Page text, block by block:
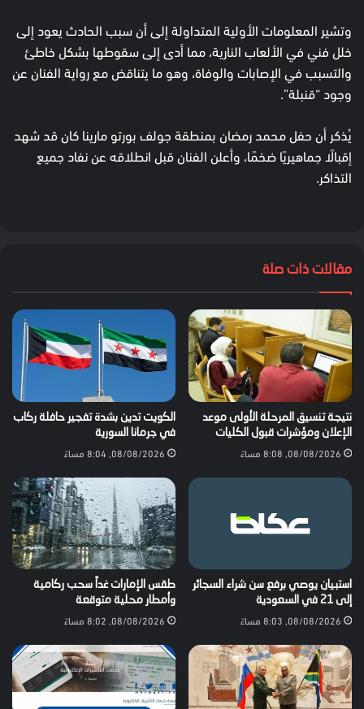
وتشير المعلومات الأولية المتداولة إلى أن سبب الحادث يعود إلى
خلل فني في الألعاب النارية، مما أدى إلى سقوطها بشكل خاطئ
والتسبب في الإصابات والوفاة، وهو ما يتناقض مع رواية الفنان عن
وجود “قنبلة”.
يُذكر أن حفل محمد رمضان بمنطقة جولف بورتو مارينا كان قد شهد
إقبالًا جماهيريًا ضخمًا، وأعلن الفنان قبل انطلاقه عن نفاد جميع
التذاكر.
مقالات ذات صلة
نتيجة تنسيق المرحلة الأولى موعد
الإعلان ومؤشرات قبول الكليات
08/08/2026, 8:08 مساءً
الكويت تدين بشدة تفجير حافلة ركاب
في جرمانا السورية
08/08/2026, 8:04 مساءً
استبيان يوصي برفع سن شراء السجائر
إلى 21 في السعودية
08/08/2026, 8:03 مساءً
طقس الإمارات غداً سحب ركامية
وأمطار محلية متوقعة
08/08/2026, 8:02 مساءً